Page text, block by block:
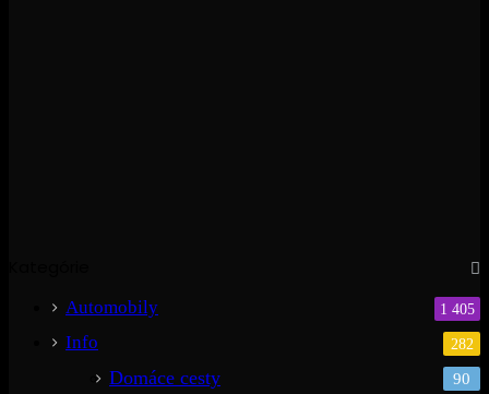
Automobily 1 405
Info 282
Domáce cesty 90